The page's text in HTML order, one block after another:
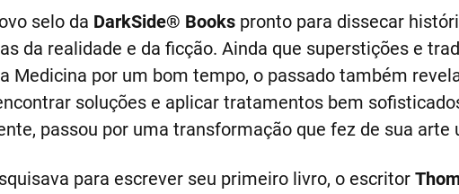
selo da DarkSide® Bookspronto para dissecar
da realidade e da ficção. Ainda que superstições e
Medicina por um bom tempo, o passado também
soluções e aplicar tratamentos bem
passou por uma transformação que fez de sua arte
para escrever seu primeiro livro, o escritor